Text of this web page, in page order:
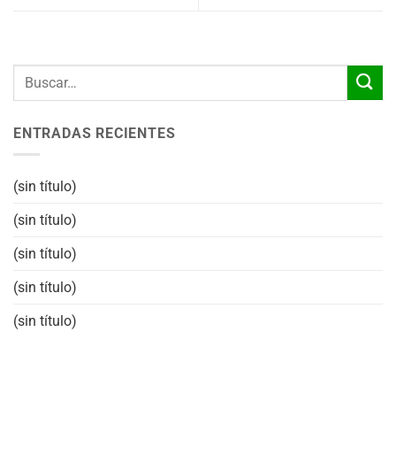
ENTRADAS RECIENTES
(sin título)
(sin título)
(sin título)
(sin título)
(sin título)